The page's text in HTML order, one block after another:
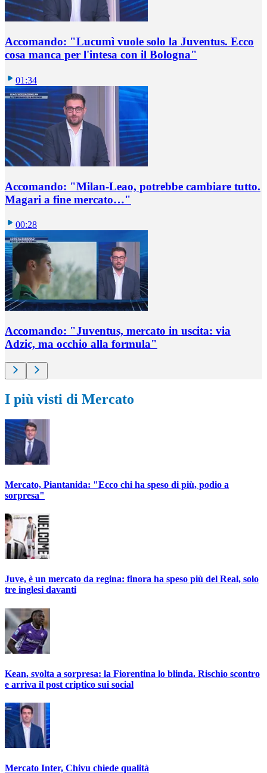
Accomando: "Lucumì vuole solo la Juventus. Ecco
cosa manca per l'intesa con il Bologna"
01:34
Accomando: "Milan-Leao, potrebbe cambiare tutto.
Magari a fine mercato…"
00:28
Accomando: "Juventus, mercato in uscita: via
Adzic, ma occhio alla formula"
I più visti di Mercato
Mercato, Piantanida: "Ecco chi ha speso di più, podio a
sorpresa"
Juve, è un mercato da regina: finora ha speso più del Real, solo
tre inglesi davanti
Kean, svolta a sorpresa: la Fiorentina lo blinda. Rischio scontro
e arriva il post criptico sui social
Mercato Inter, Chivu chiede qualità